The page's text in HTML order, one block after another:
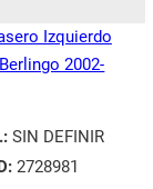
Izquierdo
2002-
SIN DEFINIR
2728981